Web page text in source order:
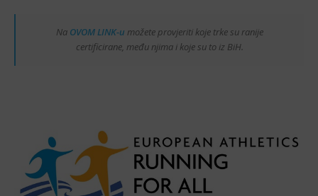
Na OVOM LINK-u možete provjeriti koje trke su ranije
certificirane, među njima i koje su to iz BiH.